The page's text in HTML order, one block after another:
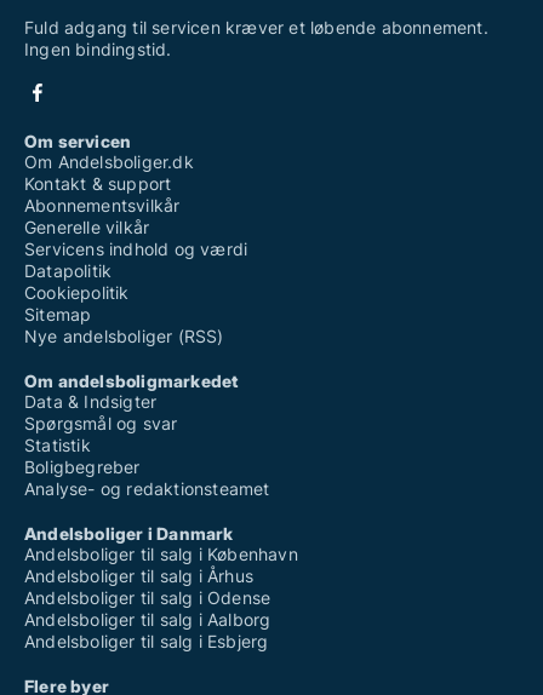
Fuld adgang til servicen kræver et løbende abonnement.
Ingen bindingstid.
Om servicen
Om Andelsboliger.dk
Kontakt & support
Abonnementsvilkår
Generelle vilkår
Servicens indhold og værdi
Datapolitik
Cookiepolitik
Sitemap
Nye andelsboliger (RSS)
Om andelsboligmarkedet
Data & Indsigter
Spørgsmål og svar
Statistik
Boligbegreber
Analyse- og redaktionsteamet
Andelsboliger i Danmark
Andelsboliger til salg i København
Andelsboliger til salg i Århus
Andelsboliger til salg i Odense
Andelsboliger til salg i Aalborg
Andelsboliger til salg i Esbjerg
Flere byer